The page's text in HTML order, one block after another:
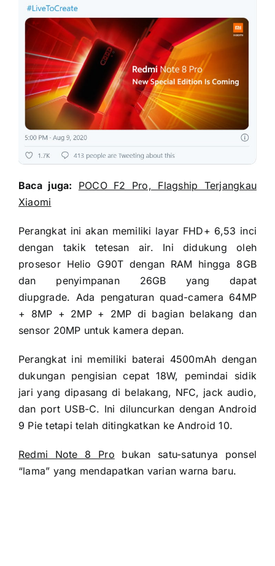
Baca juga:
POCO F2 Pro, Flagship Terjangkau
Xiaomi
Perangkat ini akan memiliki layar FHD+ 6,53 inci
dengan takik tetesan air. Ini didukung oleh
prosesor Helio G90T dengan RAM hingga 8GB
dan penyimpanan 26GB yang dapat
diupgrade. Ada pengaturan quad-camera 64MP
+ 8MP + 2MP + 2MP di bagian belakang dan
sensor 20MP untuk kamera depan.
Perangkat ini memiliki baterai 4500mAh dengan
dukungan pengisian cepat 18W, pemindai sidik
jari yang dipasang di belakang, NFC, jack audio,
dan port USB-C. Ini diluncurkan dengan Android
9 Pie tetapi telah ditingkatkan ke Android 10.
Redmi Note 8 Pro bukan satu-satunya ponsel
“lama” yang mendapatkan varian warna baru.